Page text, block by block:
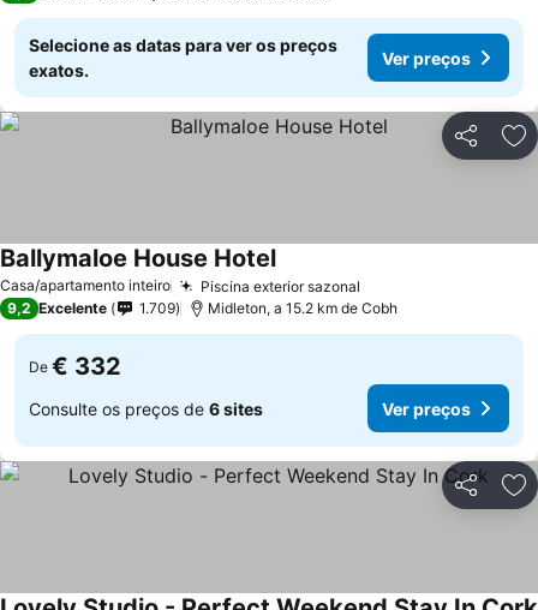
Selecione as datas para ver os preços
exatos.
Ver preços
Partilhar
Casa/apartamento inteiro Piscina exterior sazonal
Ballymaloe House Hotel
9,2 Excelente 1.709 Midleton, a 15.2 km de Cobh
De € 332
Consulte os preços de 6 sites Ver preços
Partilhar